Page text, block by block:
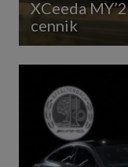
XCeeda
cennik